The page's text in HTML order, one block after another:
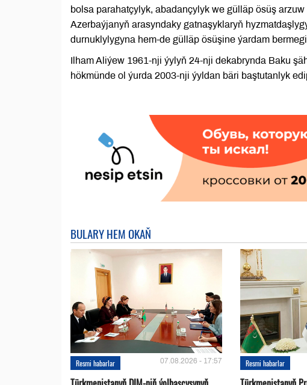
bolsa parahatçylyk, abadançylyk we gülläp ösüş
Azerbaýjanyň arasyndaky gatnaşyklaryň
durnuklylygyna hem-de gülläp ösüşine ýardam
Ilham Aliýew 1961-nji ýylyň 24-nji dekabrynda Baku
hökmünde ol ýurda 2003-nji ýyldan bäri baştutanlyk
BULARY HEM OKAŇ
Resmi habarlar 07.08.2026 - 17:57 Resmi habarlar